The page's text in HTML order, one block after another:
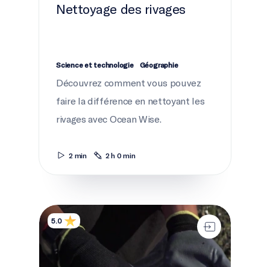
Nettoyage des rivages
Science et technologie Géographie
Découvrez comment vous pouvez
faire la différence en nettoyant les
rivages avec Ocean Wise.
2 min 2 h 0 min
Le coût du confort
5.0